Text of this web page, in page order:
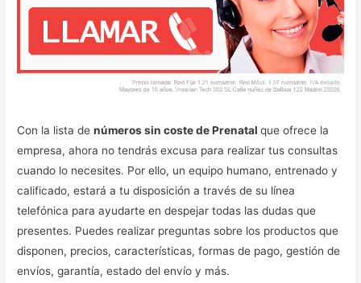
Con la lista denúmeros sin coste de Prenatalque ofrece la
empresa, ahora no tendrás excusa para realizar tus consultas
cuando lo necesites. Por ello, un equipo humano, entrenado y
calificado, estará a tu disposición a través de su línea
telefónica para ayudarte en despejar todas las dudas que
presentes. Puedes realizar preguntas sobre los productos que
disponen, precios, características, formas de pago, gestión de
envíos, garantía, estado del envío y más.